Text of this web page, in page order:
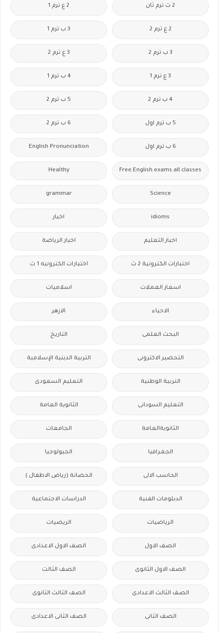
2 ث ترم ثان 2 ع ترم 1
2 ع ترم 2 3 ب ترم 1
3 ب ترم 2 3 ع ترم 2
3 ع ترم 1 4 ب ترم 1
4 ب ترم 2 5 ب ترم 2
5 ب ترم اول 6 ب ترم 2
6 ب ترم اول English Pronunciation
Free.English.exams.all.classes
Healthy
Science
grammar
idioms اخبار
اخبار التعليم اخبار الرياضة
اختبارات الكترونية 2 ث اختبارات الكترونيه 1 ث
اسعار العملات اسلاميات
الاحياء الازهر
البحث العلمى التاريخ
التحضير الاكترونى التربية الدينية الإسلامية
التربية الوطنية التعليم السعودى
التعليم السودانى الثانوية العامة
الثانويةالعامة الجامعات
الجغرافيا الجيولوجيا
الحاسب الالى الحضانة (رياض الاطفال )
الدبلومات الفنية الدراسات الاجتماعية
الرياضيات الريضيات
الصف الاول الصف الاول الاعدادى
الصف الاول الثانوى الصف الثالث
الصف الثالث الاعدادى الصف الثالث الثانوى
الصف الثانى الصف الثانى الاعدادى